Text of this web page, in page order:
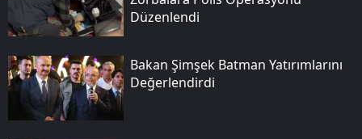
Düzenlendi
Bakan Şimşek Batman Yatırımlarını
Değerlendirdi